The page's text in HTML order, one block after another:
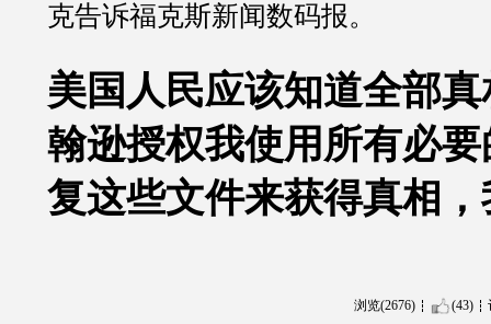
克告诉福克斯新闻数码报。
美国人民应该知道全部
翰逊授权我使用所有必
复这些文件来获得真相
浏览(2676) (43)